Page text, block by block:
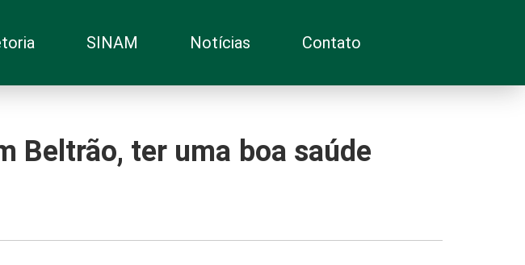
SINAM Notícias Contato
Beltrão, ter uma boa saúde